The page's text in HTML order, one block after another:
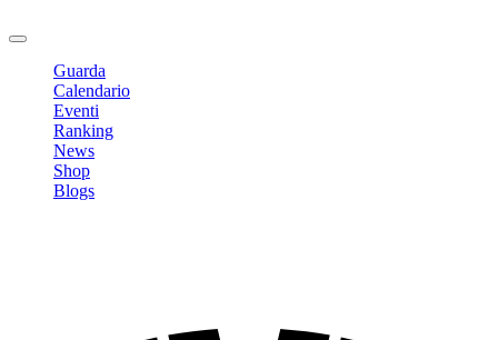
Guarda
Calendario
Eventi
Ranking
News
Shop
Blogs